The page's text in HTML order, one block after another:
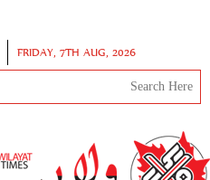
FRIDAY, 7TH AUG, 2026